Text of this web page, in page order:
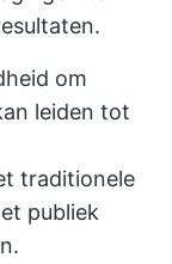
om
leiden tot
traditionele
publiek